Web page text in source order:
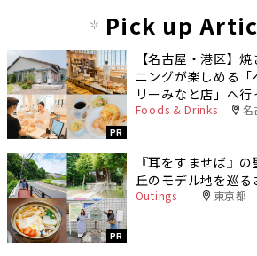
Pick up
PR
【名古屋・港区】
ニングが楽しめる
リーみなと店」へ行
Foods & Drinks 名
PR
『耳をすませば』
丘のモデル地を巡る
Outings 東京都